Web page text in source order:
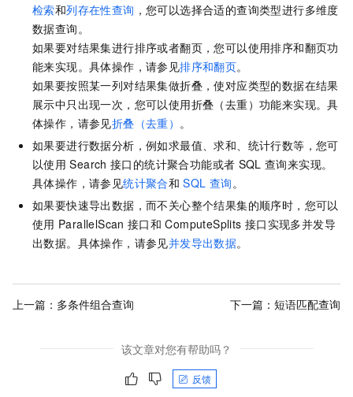
检索和列存在性查询 ，您可以选择合适的查询类型进行多维度
数据查询。
如果要对结果集进行排序或者翻页，您可以使用排序和翻页功
能来实现。具体操作，请参见排序和翻页。
如果要按照某一列对结果集做折叠，使对应类型的数据在结果
展示中只出现一次，您可以使用折叠（去重）功能来实现。具
体操作，请参见折叠（去重） 。
如果要进行数据分析，例如求最值、求和、统计行数等，您可
以使用 Search 接口的统计聚合功能或者 SQL 查询来实现。
具体操作，请参见统计聚合和 SQL 查询 。
如果要快速导出数据，而不关心整个结果集的顺序时，您可以
使用 ParallelScan 接口和 ComputeSplits 接口实现多并发导
出数据。具体操作，请参见并发导出数据。
上一篇： 多条件组合查询 下一篇： 短语匹配查询
该文章对您有帮助吗？
反馈